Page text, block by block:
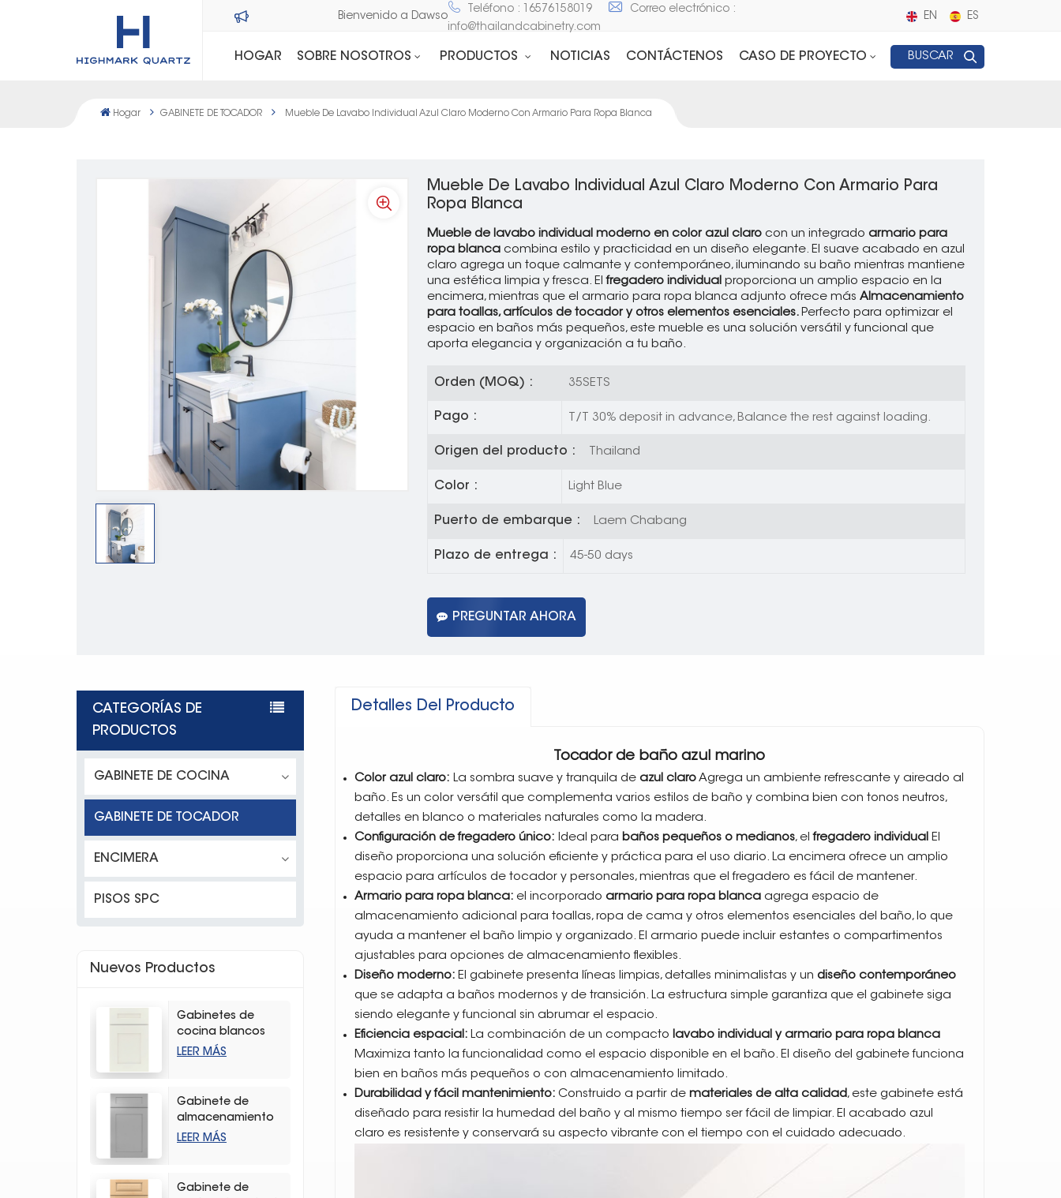
Bienvenido a Dawson Stone and Cabinet
Teléfono : 16576158019
Correo electrónico :
info@thailandcabinetry.com
EN ES
HOGAR SOBRE NOSOTROS PRODUCTOS NOTICIAS CONTÁCTENOS CASO DE PROYECTO BUSCAR
Hogar GABINETE DE TOCADOR Mueble De Lavabo Individual Azul Claro Moderno Con Armario Para Ropa Blanca
Mueble De Lavabo Individual Azul Claro Moderno Con Armario Para
Ropa Blanca
Mueble de lavabo individual moderno en color azul claro con un integradoarmario para
ropa blanca combina estilo y practicidad en un diseño elegante. El suave acabado en azul
claro agrega un toque calmante y contemporáneo, iluminando su baño mientras mantiene
una estética limpia y fresca. El fregadero individual proporciona un amplio espacio en la
encimera, mientras que el armario para ropa blanca adjunto ofrece másAlmacenamiento
para toallas, artículos de tocador y otros elementos esenciales.Perfecto para optimizar el
espacio en baños más pequeños, este mueble es una solución versátil y funcional que
aporta elegancia y organización a tu baño.
Orden (MOQ) : 35SETS
Pago : T/T 30% deposit in advance, Balance the rest against loading.
Origen del producto : Thailand
Color : Light Blue
Puerto de embarque : Laem Chabang
Plazo de entrega : 45-50 days
PREGUNTAR AHORA
CATEGORÍAS DE
PRODUCTOS
GABINETE DE COCINA
GABINETE DE TOCADOR
ENCIMERA
PISOS SPC
Nuevos Productos
Gabinetes de
cocina blancos
modernos con
LEER MÁS
Gabinete de
almacenamiento
de cocina con
LEER MÁS
Gabinete de
Detalles Del Producto
Tocador de baño azul marino
Color azul claro: La sombra suave y tranquila deazul claroAgrega un ambiente refrescante y aireado al
baño. Es un color versátil que complementa varios estilos de baño y combina bien con tonos neutros,
detalles en blanco o materiales naturales como la madera.
Configuración de fregadero único: Ideal para baños pequeños o medianos, elfregadero individualEl
diseño proporciona una solución eficiente y práctica para el uso diario. La encimera ofrece un amplio
espacio para artículos de tocador y personales, mientras que el fregadero es fácil de mantener.
Armario para ropa blanca: el incorporado armario para ropa blancaagrega espacio de
almacenamiento adicional para toallas, ropa de cama y otros elementos esenciales del baño, lo que
ayuda a mantener el baño limpio y organizado. El armario puede incluir estantes o compartimentos
ajustables para opciones de almacenamiento flexibles.
Diseño moderno: El gabinete presenta líneas limpias, detalles minimalistas y un diseño contemporáneo
que se adapta a baños modernos y de transición. La estructura simple garantiza que el gabinete siga
siendo elegante y funcional sin abrumar el espacio.
Eficiencia espacial: La combinación de un compacto lavabo individual y armario para ropa blanca
Maximiza tanto la funcionalidad como el espacio disponible en el baño. El diseño del gabinete funciona
bien en baños más pequeños o con almacenamiento limitado.
Durabilidad y fácil mantenimiento: Construido a partir de materiales de alta calidad, este gabinete está
diseñado para resistir la humedad del baño y al mismo tiempo ser fácil de limpiar. El acabado azul
claro es resistente y conservará su aspecto vibrante con el tiempo con el cuidado adecuado.